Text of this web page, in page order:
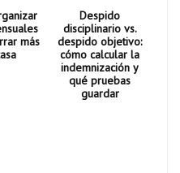
más
Despido
disciplinario vs.
despido objetivo:
cómo calcular la
indemnización y
qué pruebas
guardar